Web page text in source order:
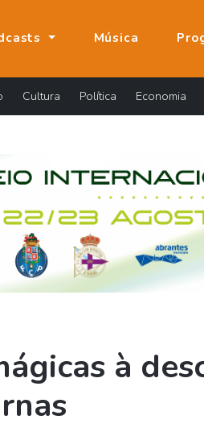
Música
Cultura Política Economia
à